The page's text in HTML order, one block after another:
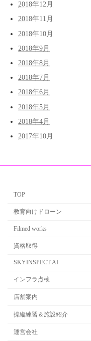
2018年12月
2018年11月
2018年10月
2018年9月
2018年8月
2018年7月
2018年6月
2018年5月
2018年4月
2017年10月
TOP
教育向けドローン
Filmed works
資格取得
SKYINSPECT AI
インフラ点検
店舗案内
操縦練習＆施設紹介
運営会社